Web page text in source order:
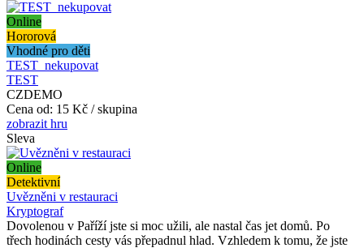
Online
Hororová
Vhodné pro děti
TEST_nekupovat
TEST
CZDEMO
Cena od: 15 Kč / skupina
zobrazit hru
Sleva
Online
Detektivní
Uvězněni v restauraci
Kryptograf
Dovolenou v Paříží jste si moc užili, ale nastal čas jet domů. Po
třech hodinách cesty vás přepadnul hlad. Vzhledem k tomu, že jste